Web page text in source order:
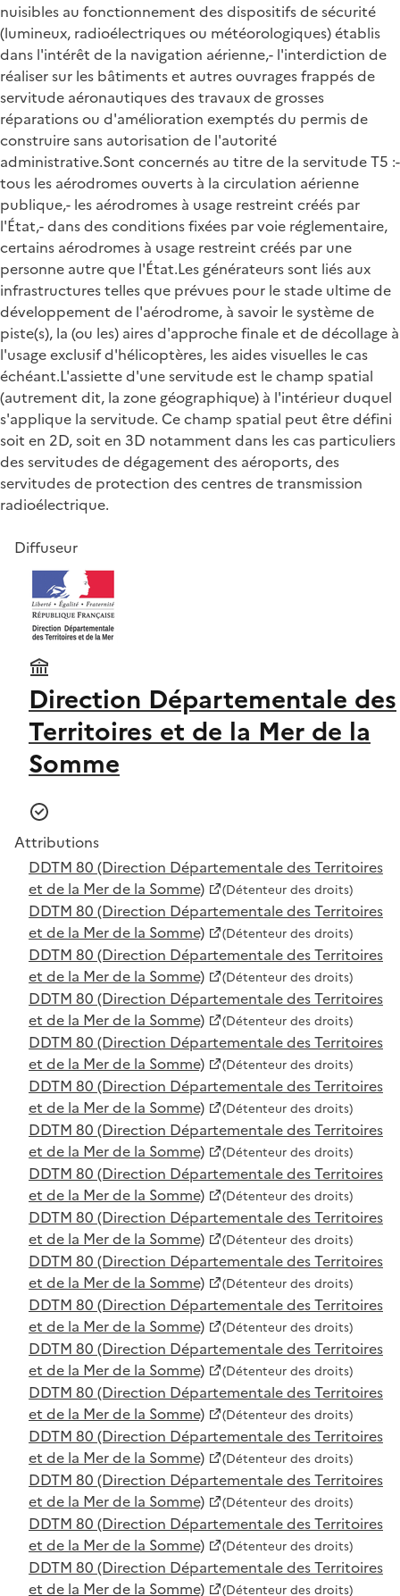
nuisibles au fonctionnement des dispositifs de sécurité
(lumineux, radioélectriques ou météorologiques) établis
dans l'intérêt de la navigation aérienne,- l'interdiction de
réaliser sur les bâtiments et autres ouvrages frappés de
servitude aéronautiques des travaux de grosses
réparations ou d'amélioration exemptés du permis de
construire sans autorisation de l'autorité
administrative.Sont concernés au titre de la servitude T5 :-
tous les aérodromes ouverts à la circulation aérienne
publique,- les aérodromes à usage restreint créés par
l'État,- dans des conditions fixées par voie réglementaire,
certains aérodromes à usage restreint créés par une
personne autre que l'État.Les générateurs sont liés aux
infrastructures telles que prévues pour le stade ultime de
développement de l'aérodrome, à savoir le système de
piste(s), la (ou les) aires d'approche finale et de décollage à
l'usage exclusif d'hélicoptères, les aides visuelles le cas
échéant.L'assiette d'une servitude est le champ spatial
(autrement dit, la zone géographique) à l'intérieur duquel
s'applique la servitude. Ce champ spatial peut être défini
soit en 2D, soit en 3D notamment dans les cas particuliers
des servitudes de dégagement des aéroports, des
servitudes de protection des centres de transmission
radioélectrique.
Diffuseur
Direction Départementale des
Territoires et de la Mer de la
Somme
Attributions
DDTM 80 (Direction Départementale des Territoires
et de la Mer de la Somme)
(Détenteur des droits)
DDTM 80 (Direction Départementale des Territoires
et de la Mer de la Somme)
(Détenteur des droits)
DDTM 80 (Direction Départementale des Territoires
et de la Mer de la Somme)
(Détenteur des droits)
DDTM 80 (Direction Départementale des Territoires
et de la Mer de la Somme)
(Détenteur des droits)
DDTM 80 (Direction Départementale des Territoires
et de la Mer de la Somme)
(Détenteur des droits)
DDTM 80 (Direction Départementale des Territoires
et de la Mer de la Somme)
(Détenteur des droits)
DDTM 80 (Direction Départementale des Territoires
et de la Mer de la Somme)
(Détenteur des droits)
DDTM 80 (Direction Départementale des Territoires
et de la Mer de la Somme)
(Détenteur des droits)
DDTM 80 (Direction Départementale des Territoires
et de la Mer de la Somme)
(Détenteur des droits)
DDTM 80 (Direction Départementale des Territoires
et de la Mer de la Somme)
(Détenteur des droits)
DDTM 80 (Direction Départementale des Territoires
et de la Mer de la Somme)
(Détenteur des droits)
DDTM 80 (Direction Départementale des Territoires
et de la Mer de la Somme)
(Détenteur des droits)
DDTM 80 (Direction Départementale des Territoires
et de la Mer de la Somme)
(Détenteur des droits)
DDTM 80 (Direction Départementale des Territoires
et de la Mer de la Somme)
(Détenteur des droits)
DDTM 80 (Direction Départementale des Territoires
et de la Mer de la Somme)
(Détenteur des droits)
DDTM 80 (Direction Départementale des Territoires
et de la Mer de la Somme)
(Détenteur des droits)
DDTM 80 (Direction Départementale des Territoires
et de la Mer de la Somme)
(Détenteur des droits)